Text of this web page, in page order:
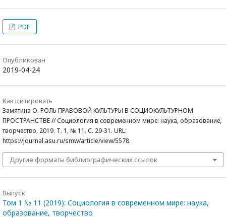
PDF
Опубликован
2019-04-24
Как цитировать
Замятина О. РОЛЬ ПРАВОВОЙ КУЛЬТУРЫ В СОЦИОКУЛЬТУРНОМ
ПРОСТРАНСТВЕ // Социология в современном мире: наука, образование,
творчество, 2019. Т. 1, № 11. С. 29-31. URL:
https://journal.asu.ru/smw/article/view/5578.
Другие форматы библиографических ссылок
Выпуск
Том 1 № 11 (2019): Социология в современном мире: наука,
образование, творчество